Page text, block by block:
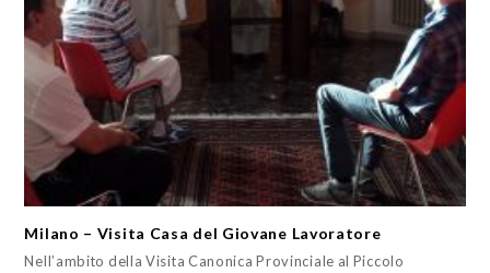
Milano – Visita Casa del Giovane Lavoratore
Nell’ambito della Visita Canonica Provinciale al Piccolo